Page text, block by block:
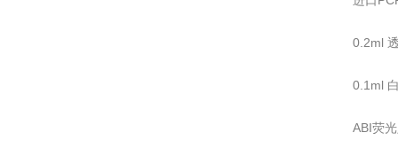
0.2ml
0.1ml
ABI荧